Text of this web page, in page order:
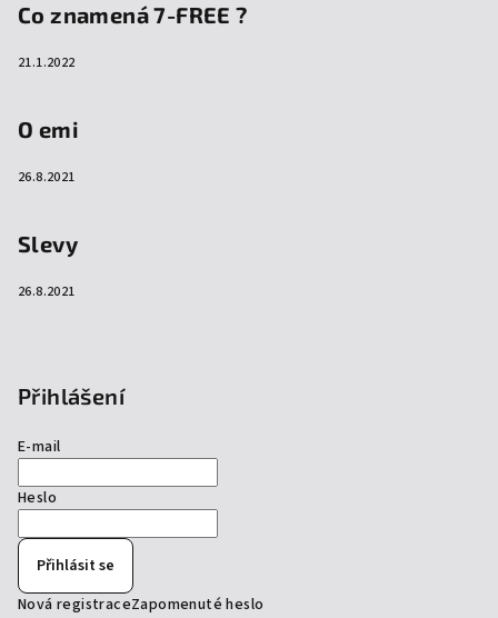
Co znamená 7-FREE ?
21.1.2022
O emi
26.8.2021
Slevy
26.8.2021
Přihlášení
E-mail
Heslo
Přihlásit se
Nová registraceZapomenuté heslo